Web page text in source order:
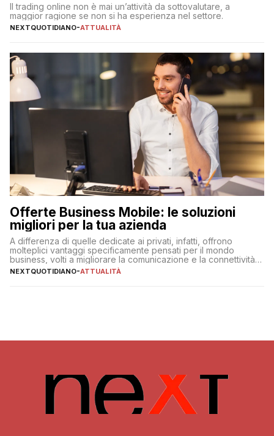
Il trading online non è mai un’attività da sottovalutare, a
maggior ragione se non si ha esperienza nel settore.
NEXTQUOTIDIANO-ATTUALITÀ
Offerte Business Mobile: le soluzioni
migliori per la tua azienda
A differenza di quelle dedicate ai privati, infatti, offrono
molteplici vantaggi specificamente pensati per il mondo
business, volti a migliorare la comunicazione e la connettività
degli utenti
NEXTQUOTIDIANO-ATTUALITÀ